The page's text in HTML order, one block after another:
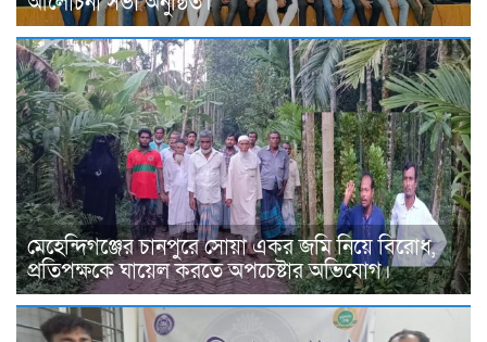
মেহেন্দিগঞ্জের চানপুরে সোয়া একর জমি নিয়ে বিরোধ,
প্রতিপক্ষকে ঘায়েল করতে অপচেষ্টার অভিযোগ।